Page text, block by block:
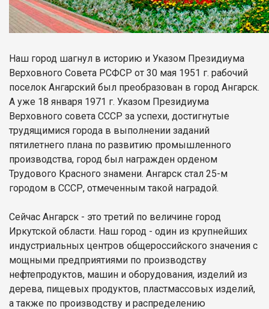
Наш город шагнул в историю и Указом Президиума
Верховного Совета РСФСР от 30 мая 1951 г. рабочий
поселок Ангарский был преобразован в город Ангарск.
А уже 18 января 1971 г. Указом Президиума
Верховного совета СССР за успехи, достигнутые
трудящимися города в выполнении заданий
пятилетнего плана по развитию промышленного
производства, город был награжден орденом
Трудового Красного знамени. Ангарск стал 25-м
городом в СССР, отмеченным такой наградой.
Сейчас Ангарск - это третий по величине город
Иркутской области. Наш город - один из крупнейших
индустриальных центров общероссийского значения с
мощными предприятиями по производству
нефтепродуктов, машин и оборудования, изделий из
дерева, пищевых продуктов, пластмассовых изделий,
а также по производству и распределению